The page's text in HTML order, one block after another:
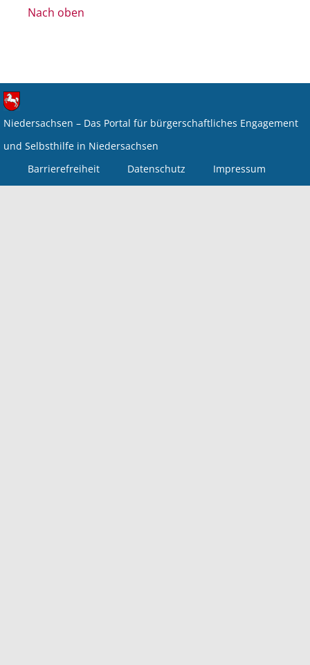
Nach oben
Niedersachsen – Das Portal für bürgerschaftliches Engagement
und Selbsthilfe in Niedersachsen
Barrierefreiheit
Datenschutz Impressum